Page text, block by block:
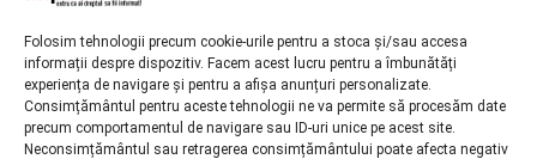
Folosim tehnologii precum cookie-urile pentru a stoca și/sau accesa
informații despre dispozitiv. Facem acest lucru pentru a îmbunătăți
experiența de navigare și pentru a afișa anunțuri personalizate.
Consimțământul pentru aceste tehnologii ne va permite să procesăm date
precum comportamentul de navigare sau ID-uri unice pe acest site.
Neconsimțământul sau retragerea consimțământului poate afecta negativ